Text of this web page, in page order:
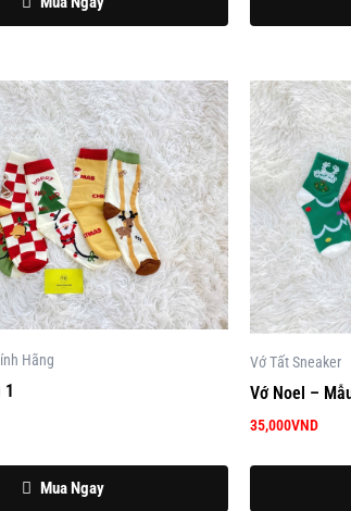
Hãng
1
Mua Ngay
Vớ Tất Sneaker
Vớ Noel –
35,000VND